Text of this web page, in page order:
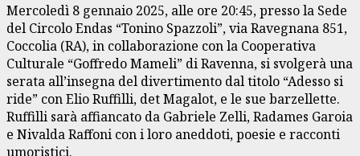
Mercoledì 8 gennaio 2025, alle ore 20:45, presso la Sede
del Circolo Endas “Tonino Spazzoli”, via Ravegnana 851,
Coccolia (RA), in collaborazione con la Cooperativa
Culturale “Goffredo Mameli” di Ravenna, si svolgerà una
serata all’insegna del divertimento dal titolo “Adesso si
ride” con Elio Ruffilli, det Magalot, e le sue barzellette.
Ruffilli sarà affiancato da Gabriele Zelli, Radames Garoia
e Nivalda Raffoni con i loro aneddoti, poesie e racconti
umoristici.